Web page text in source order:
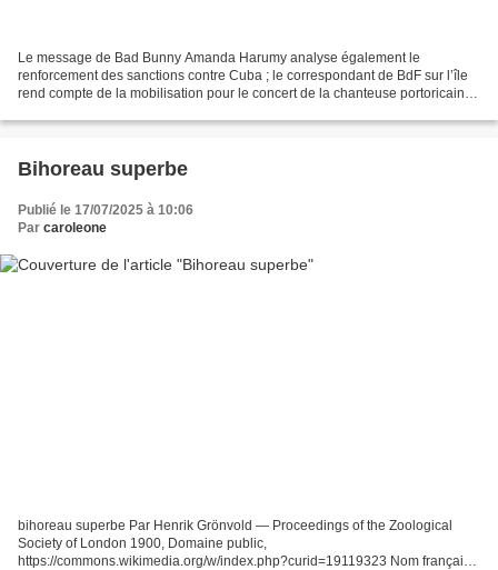
Le message de Bad Bunny Amanda Harumy analyse également le
renforcement des sanctions contre Cuba ; le correspondant de BdF sur l’île
rend compte de la mobilisation pour le concert de la chanteuse portoricaine.
Bihoreau superbe
Publié le 17/07/2025 à 10:06
Par caroleone
bihoreau superbe Par Henrik Grönvold — Proceedings of the Zoological
Society of London 1900, Domaine public,
https://commons.wikimedia.org/w/index.php?curid=19119323 Nom français :